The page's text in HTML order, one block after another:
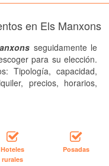
en Els Manxons
seguidamente le
para su elección.
Tipología, capacidad,
precios, horarios,
Hoteles
rurales
Posadas